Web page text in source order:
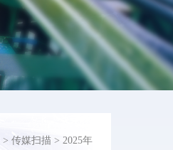
> 传媒扫描 > 2025年